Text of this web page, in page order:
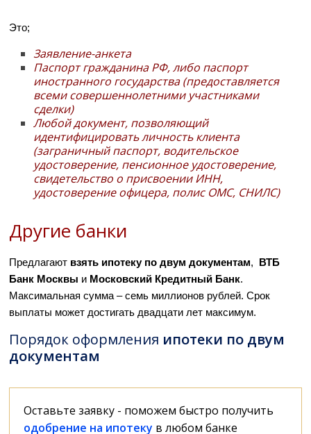
Это;
Заявление-анкета
Паспорт гражданина РФ, либо паспорт
иностранного государства (предоставляется
всеми совершеннолетними участниками
сделки)
Любой документ, позволяющий
идентифицировать личность клиента
(заграничный паспорт, водительское
удостоверение, пенсионное удостоверение,
свидетельство о присвоении ИНН,
удостоверение офицера, полис ОМС, СНИЛС)
Другие банки
Предлагают взять ипотеку по двум документам, ВТБ
Банк Москвы и Московский Кредитный Банк.
Максимальная сумма – семь миллионов рублей. Срок
выплаты может достигать двадцати лет максимум.
Порядок оформления ипотеки по двум
документам
Оставьте заявку - поможем быстро получить
одобрение на ипотеку в любом банке